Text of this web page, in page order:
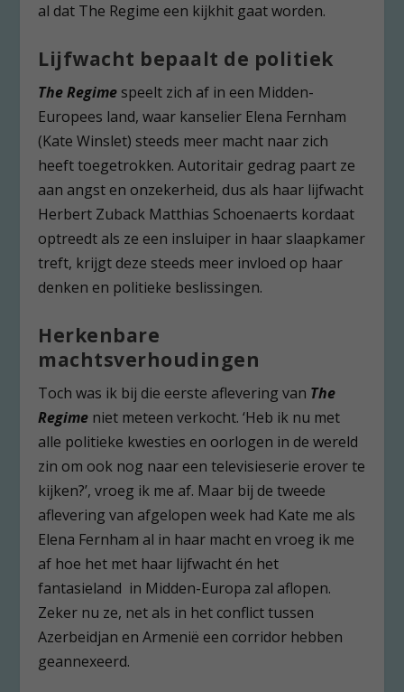
al dat The Regime een kijkhit gaat worden.
Lijfwacht bepaalt de politiek
The Regime speelt zich af in een Midden-
Europees land, waar kanselier Elena Fernham
(Kate Winslet) steeds meer macht naar zich
heeft toegetrokken. Autoritair gedrag paart ze
aan angst en onzekerheid, dus als haar lijfwacht
Herbert Zuback Matthias Schoenaerts kordaat
optreedt als ze een insluiper in haar slaapkamer
treft, krijgt deze steeds meer invloed op haar
denken en politieke beslissingen.
Herkenbare
machtsverhoudingen
Toch was ik bij die eerste aflevering van The
Regime niet meteen verkocht. ‘Heb ik nu met
alle politieke kwesties en oorlogen in de wereld
zin om ook nog naar een televisieserie erover te
kijken?’, vroeg ik me af. Maar bij de tweede
aflevering van afgelopen week had Kate me als
Elena Fernham al in haar macht en vroeg ik me
af hoe het met haar lijfwacht én het
fantasieland in Midden-Europa zal aflopen.
Zeker nu ze, net als in het conflict tussen
Azerbeidjan en Armenië een corridor hebben
geannexeerd.